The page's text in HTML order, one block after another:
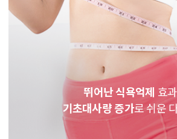
뛰어난 식욕억제 효
기초대사량 증가로 쉬운